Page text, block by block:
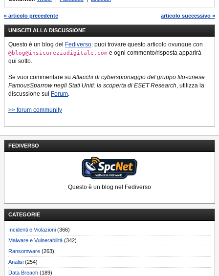
FEDIVERSO
Questo è un blog nel Fediverso
CATEGORIE
Incidenti e Violazioni (366)
Malware e Vulnerabilità (342)
Ransomware (263)
Analisi (254)
Data Breach (189)
credenziali, portafogli
crypto e autenticazioni a
due fattori, rendendolo una
minaccia per utenti e
aziende. Distribuito come
Malware-as-a-Service…
« articolo precedente articolo successivo »
UNISCITI ALLA DISCUSSIONE
Questo è un blog del Fediverso: puoi trovare questo articolo ovunque con
@blog@insicurezzadigitale.com e ogni commento/risposta apparirà
qui sotto.
Se vuoi commentare suAttacchi di cyberspionaggio del gruppo filo-cinese
FamousSparrow negli Stati Uniti: la scoperta di ESET Research, utilizza la
discussione sul
Forum.
>> forum community